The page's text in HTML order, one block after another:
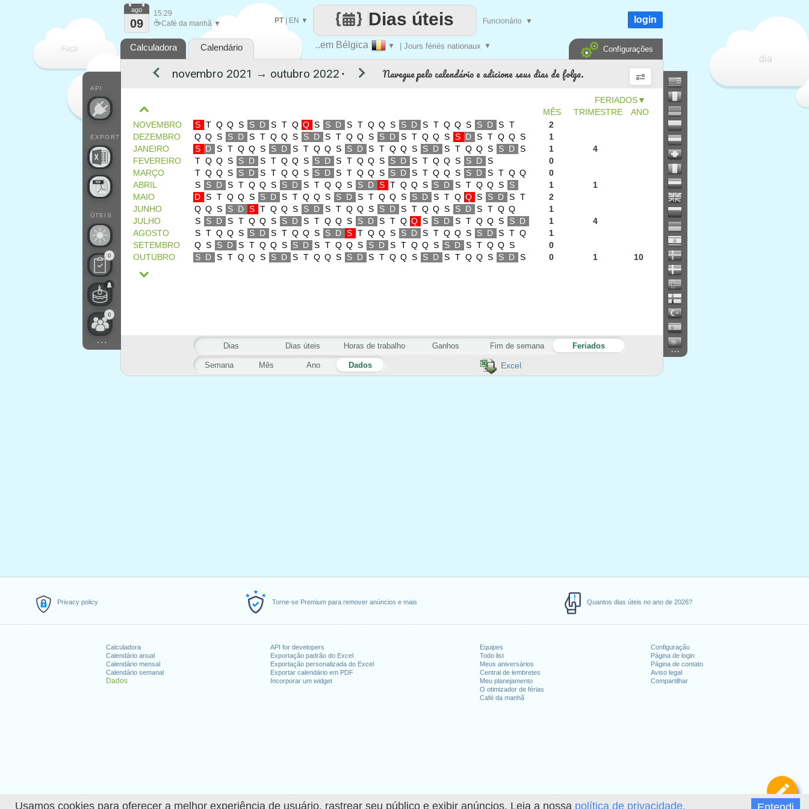
Usamos cookies para oferecer a melhor experiência de usuário, rastrear seu público e exibir anúncios. Leia a nossa política de privacidade.
Privacy policy Torne-se Premium para remover anúncios e mais Quantos dias úteis no ano de 2026?
Calculadora
Calendário anual
Calendário mensal
Calendário semanal
Dados
API for developers
Exportação padrão do Excel
Exportação personalizada do Excel
Exportar calendário em PDF
Incorporar um widget
Equipes
Todo list
Meus aniversários
Central de lembretes
Meu planejamento
O otimizador de férias
Café da manhã
Configuração
Página de login
Página de contato
Aviso legal
Compartilhar
Faça
dia
..em Bélgica ▼ | Jours fériés nationaux ▼
Dias úteis
PT| EN ▼ Funcionário ▼
API
EXPORT
ÚTEIS
0
0
...
ago
09
15:29
☕Café da manhã ▼ login
Calculadora Calendário Configurações
...
Excel
▼
MÊS
TRIMESTRE ANO
▼ Navegue pelo calendário e adicione seus dias de folga.
NOVEMBRO S T Q Q S S D S T Q Q S S D S T Q Q S S D S T Q Q S S D S T
2
DEZEMBRO
Q Q S S D S T Q Q S S D S T Q Q S S D S T Q Q S S D S T Q Q S
1
JANEIRO
S D S T Q Q S S D S T Q Q S S D S T Q Q S S D S T Q Q S S D S 1
4
FEVEREIRO
T Q Q S S D S T Q Q S S D S T Q Q S S D S T Q Q S S D S
0
MARÇO
T Q Q S S D S T Q Q S S D S T Q Q S S D S T Q Q S S D S T Q Q
0
ABRIL
S S D S T Q Q S S D S T Q Q S S D S T Q Q S S D S T Q Q S S 1
1
MAIO
D S T Q Q S S D S T Q Q S S D S T Q Q S S D S T Q Q S S D S T
2
JUNHO
Q Q S S D S T Q Q S S D S T Q Q S S D S T Q Q S S D S T Q Q
1
JULHO
S S D S T Q Q S S D S T Q Q S S D S T Q Q S S D S T Q Q S S D 1
4
AGOSTO
S T Q Q S S D S T Q Q S S D S T Q Q S S D S T Q Q S S D S T Q
1
SETEMBRO
Q S S D S T Q Q S S D S T Q Q S S D S T Q Q S S D S T Q Q S
0
OUTUBRO
S D S T Q Q S S D S T Q Q S S D S T Q Q S S D S T Q Q S S D S 0 1 10
Semana Mês Ano Dados
Dias Dias úteis Horas de trabalho Ganhos Fim de semana Feriados